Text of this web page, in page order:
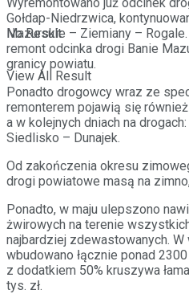
No Result
View All Result
Gołdap-Niedrzwica,
Mazurskie – Ziemiany –
remont odcinka drogi Banie
granicy powiatu.
Ponadto drogowcy wraz ze
remonterem pojawią się
a w kolejnych dniach na
Siedlisko – Dunajek.
Od zakończenia okresu
drogi powiatowe masą na
Ponadto, w maju ulepszono
żwirowych na terenie
najbardziej zdewastowanych.
wbudowano łącznie ponad
z dodatkiem 50% kruszywa
tys. zł.